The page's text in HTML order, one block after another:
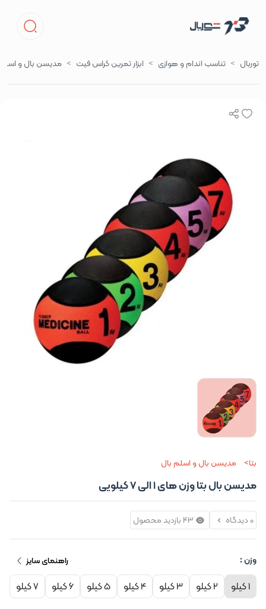
توربال تناسب اندام و هوازی ابزار تمرین کراس فیت مدیسن بال و
بتا مدیسن بال و اسلم بال
مدیسن بال بتا وزن های 1 الی 7 کیلویی
0 دیدگاه 43 بازدید محصول
وزن : راهنمای سایز
1 کیلو 2 کیلو 3 کیلو 4 کیلو 5 کیلو 6 کیلو 7 کیلو